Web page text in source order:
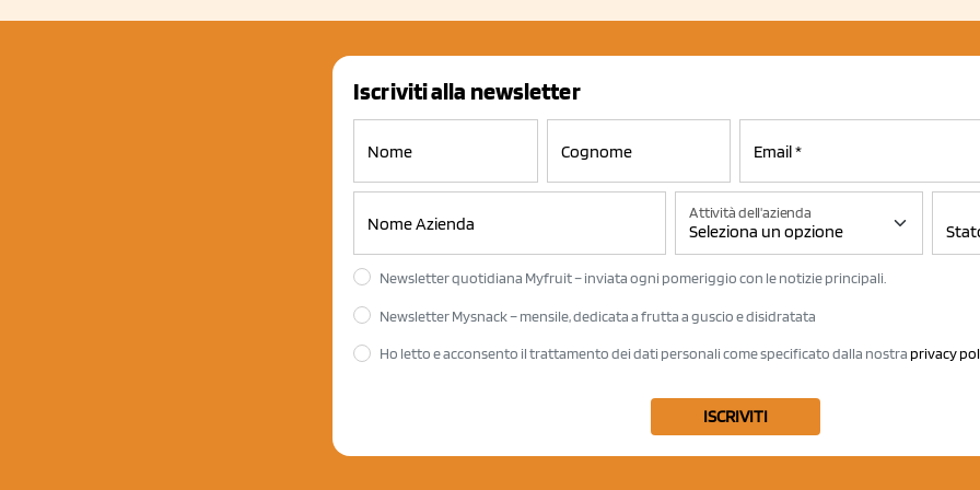
Iscriviti alla newsletter
Attività dell'azienda
Newsletter quotidiana Myfruit – inviata ogni pomeriggio con le notizie principali.
Newsletter Mysnack – mensile, dedicata a frutta a guscio e disidratata
Ho letto e acconsento il trattamento dei dati personali come specificato dalla nostra privacy
ISCRIVITI